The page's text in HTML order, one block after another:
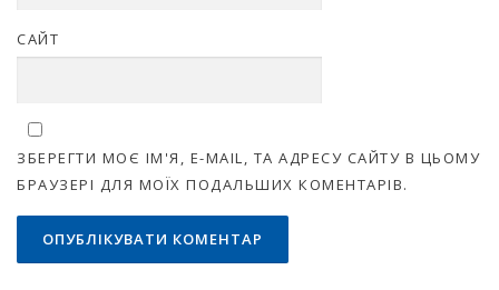
САЙТ
ЗБЕРЕГТИ МОЄ ІМ'Я, E-MAIL, ТА АДРЕСУ САЙТУ В ЦЬОМУ
БРАУЗЕРІ ДЛЯ МОЇХ ПОДАЛЬШИХ КОМЕНТАРІВ.